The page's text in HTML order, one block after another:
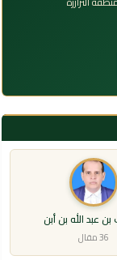
عبد الله بن أبن
36 مقال